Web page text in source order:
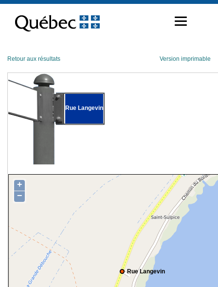
contenu
Retour aux résultats Version imprimable
Rue Langevin
Rue Langevin
+
−